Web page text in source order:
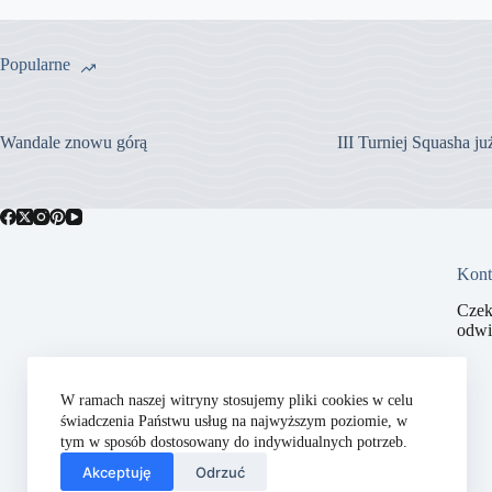
W ramach naszej witryny stosujemy pliki cookies w celu
świadczenia Państwu usług na najwyższym poziomie, w
tym w sposób dostosowany do indywidualnych potrzeb.
Akceptuję Odrzuć
Popularne
Wandale znowu górą III Turniej Squasha